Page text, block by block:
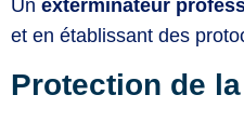
Un exterminateur
et en établissant des
Protection de